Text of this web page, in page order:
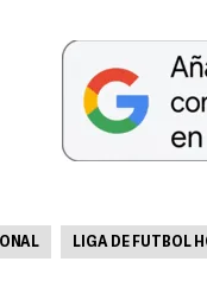
LIGA DE FUTBOL